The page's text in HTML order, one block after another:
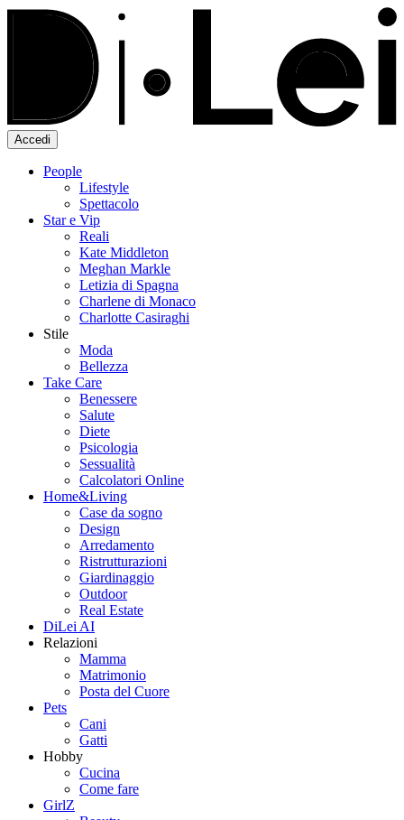
Accedi
People
Lifestyle
Spettacolo
Star e Vip
Reali
Kate Middleton
Meghan Markle
Letizia di Spagna
Charlene di Monaco
Charlotte Casiraghi
Stile
Moda
Bellezza
Take Care
Benessere
Salute
Diete
Psicologia
Sessualità
Calcolatori Online
Home&Living
Case da sogno
Design
Arredamento
Ristrutturazioni
Giardinaggio
Outdoor
Real Estate
DiLei AI
Relazioni
Mamma
Matrimonio
Posta del Cuore
Pets
Cani
Gatti
Hobby
Cucina
Come fare
GirlZ